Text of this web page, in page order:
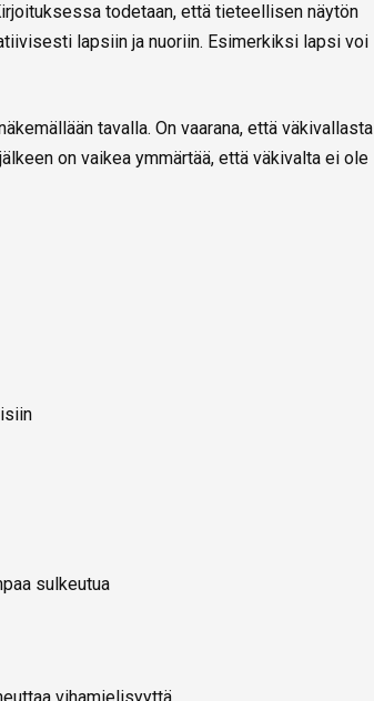
todetaan, että tieteellisen näytön
lapsiin ja nuoriin. Esimerkiksi lapsi voi
tavalla. On vaarana, että väkivallasta
on vaikea ymmärtää, että väkivalta ei ole
sulkeutua